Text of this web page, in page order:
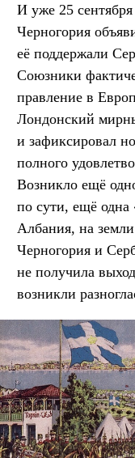
И уже 25 сентября
Черногория
её поддержали
Союзники
правление в
Лондонский
и зафиксировал
полного
Возникло ещё
по сути, ещё одна
Албания, на
Черногория и
не получила
возникли